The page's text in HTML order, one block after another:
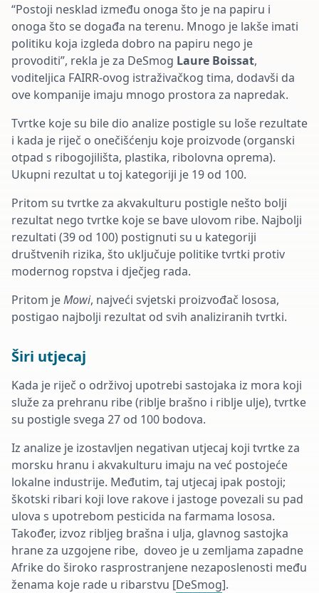
“Postoji nesklad između onoga što je na papiru i
onoga što se događa na terenu. Mnogo je lakše imati
politiku koja izgleda dobro na papiru nego je
provoditi”, rekla je za DeSmog Laure Boissat,
voditeljica FAIRR-ovog istraživačkog tima, dodavši da
ove kompanije imaju mnogo prostora za napredak.
Tvrtke koje su bile dio analize postigle su loše rezultate
i kada je riječ o onečišćenju koje proizvode (organski
otpad s ribogojilišta, plastika, ribolovna oprema).
Ukupni rezultat u toj kategoriji je 19 od 100.
Pritom su tvrtke za akvakulturu postigle nešto bolji
rezultat nego tvrtke koje se bave ulovom ribe. Najbolji
rezultati (39 od 100) postignuti su u kategoriji
društvenih rizika, što uključuje politike tvrtki protiv
modernog ropstva i dječjeg rada.
Pritom jeMowi, najveći svjetski proizvođač lososa,
postigao najbolji rezultat od svih analiziranih tvrtki.
Širi utjecaj
Kada je riječ o održivoj upotrebi sastojaka iz mora koji
služe za prehranu ribe (riblje brašno i riblje ulje), tvrtke
su postigle svega 27 od 100 bodova.
Iz analize je izostavljen negativan utjecaj koji tvrtke za
morsku hranu i akvakulturu imaju na već postojeće
lokalne industrije. Međutim, taj utjecaj ipak postoji;
škotski ribari koji love rakove i jastoge povezali su pad
ulova s ​​upotrebom pesticida na farmama lososa.
Također, izvoz ribljeg brašna i ulja, glavnog sastojka
hrane za uzgojene ribe, doveo je u zemljama zapadne
Afrike do široko rasprostranjene nezaposlenosti među
ženama koje rade u ribarstvu [DeSmog].